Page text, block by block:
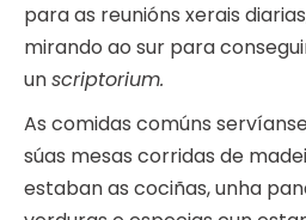
para as reunións xerais
mirando ao sur para
unscriptorium.
As comidas comúns
súas mesas corridas de
estaban as cociñas, unha